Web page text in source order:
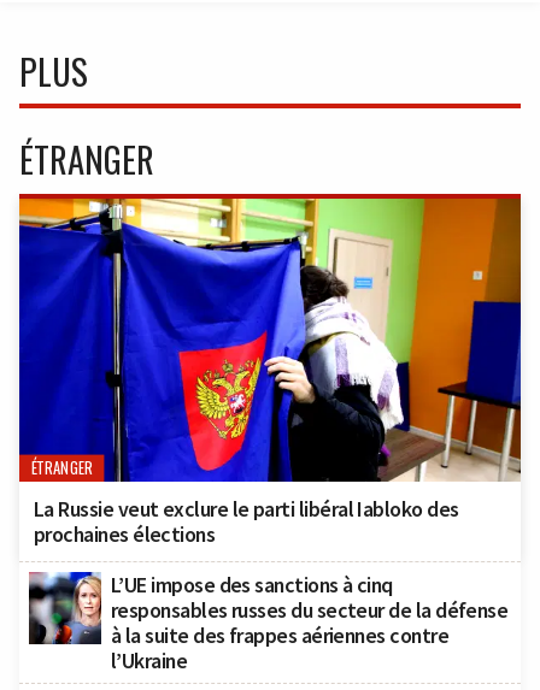
PLUS
ÉTRANGER
ÉTRANGER
La Russie veut exclure le parti libéral Iabloko des
prochaines élections
L’UE impose des sanctions à cinq
responsables russes du secteur de la défense
à la suite des frappes aériennes contre
l’Ukraine